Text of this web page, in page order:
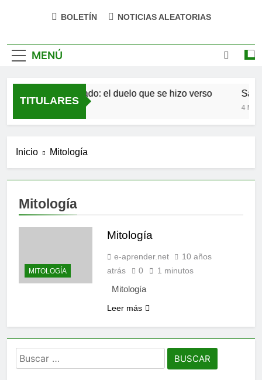
BOLETÍN NOTICIAS ALEATORIAS
MENÚ
TITULARES
Antonio Machado: el duelo que se hizo verso San
4
Inicio Mitología
Mitología
MITOLOGÍA
Mitología
e-aprender.net
10 años
atrás
0 1 minutos
Mitología
Leer más
Buscar: